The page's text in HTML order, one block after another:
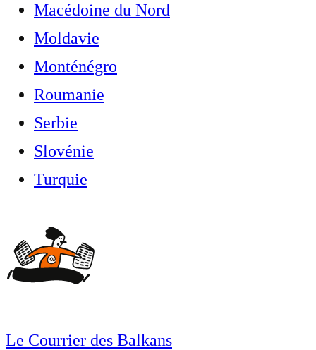
Macédoine du Nord
Moldavie
Monténégro
Roumanie
Serbie
Slovénie
Turquie
Le Courrier des Balkans